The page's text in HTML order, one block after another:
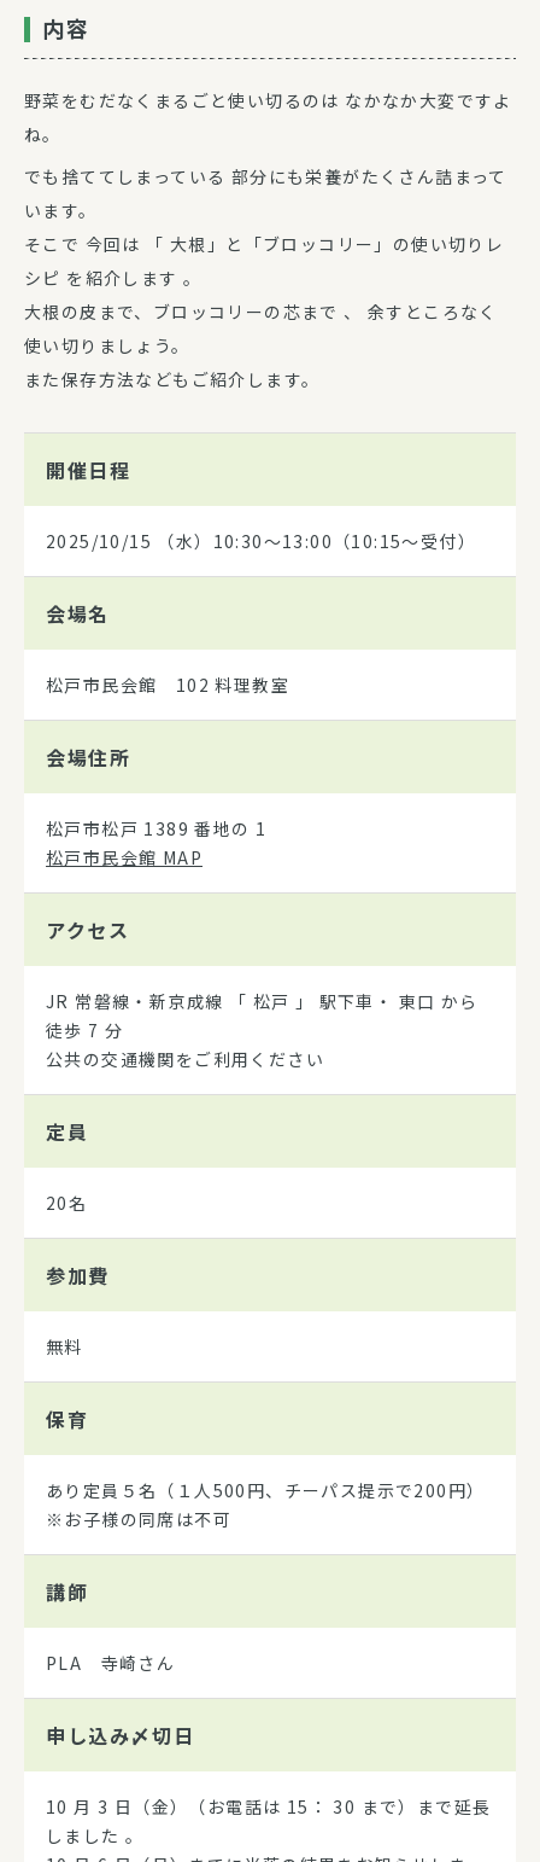
内容
野菜をむだなくまるごと使い切るのは なかなか大変ですよ
ね。
でも捨ててしまっている 部分にも栄養がたくさん詰まって
います。
そこで 今回は 「 大根」と「ブロッコリー」の使い切りレ
シピ を紹介します 。
大根の皮まで、ブロッコリーの芯まで 、 余すところなく
使い切りましょう。
また保存方法などもご紹介します。
開催日程
2025/10/15 （水）10:30～13:00（10:15～受付）
会場名
松戸市民会館 102 料理教室
会場住所
松戸市松戸 1389 番地の 1
松戸市民会館 MAP
アクセス
JR 常磐線・新京成線 「 松戸 」 駅下車・ 東口 から
徒歩 7 分
公共の交通機関をご利用ください
定員
20名
参加費
無料
保育
あり定員５名（１人500円、チーパス提示で200円）
※お子様の同席は不可
講師
PLA 寺崎さん
申し込み〆切日
10 月 3 日（金）（お電話は 15： 30 まで）まで延長
しました 。